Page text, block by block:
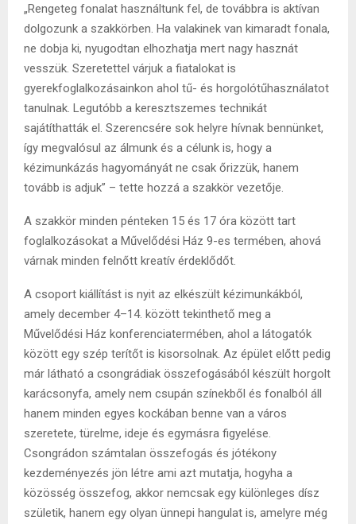
„Rengeteg fonalat használtunk fel, de továbbra is aktívan
dolgozunk a szakkörben. Ha valakinek van kimaradt fonala,
ne dobja ki, nyugodtan elhozhatja mert nagy hasznát
vesszük. Szeretettel várjuk a fiatalokat is
gyerekfoglalkozásainkon ahol tű- és horgolótűhasználatot
tanulnak. Legutóbb a keresztszemes technikát
sajátíthatták el. Szerencsére sok helyre hívnak bennünket,
így megvalósul az álmunk és a célunk is, hogy a
kézimunkázás hagyományát ne csak őrizzük, hanem
tovább is adjuk” – tette hozzá a szakkör vezetője.
A szakkör minden pénteken 15 és 17 óra között tart
foglalkozásokat a Művelődési Ház 9-es termében, ahová
várnak minden felnőtt kreatív érdeklődőt.
A csoport kiállítást is nyit az elkészült kézimunkákból,
amely december 4–14. között tekinthető meg a
Művelődési Ház konferenciatermében, ahol a látogatók
között egy szép terítőt is kisorsolnak. Az épület előtt pedig
már látható a csongrádiak összefogásából készült horgolt
karácsonyfa, amely nem csupán színekből és fonalból áll
hanem minden egyes kockában benne van a város
szeretete, türelme, ideje és egymásra figyelése.
Csongrádon számtalan összefogás és jótékony
kezdeményezés jön létre ami azt mutatja, hogyha a
közösség összefog, akkor nemcsak egy különleges dísz
születik, hanem egy olyan ünnepi hangulat is, amelyre még